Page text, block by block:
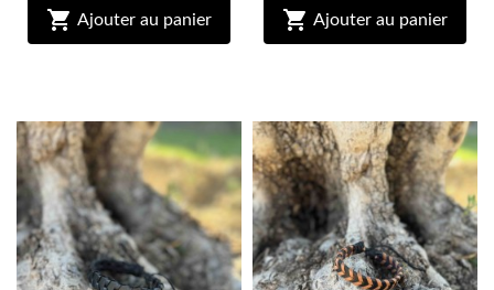
 Ajouter au panier  Ajouter au panier